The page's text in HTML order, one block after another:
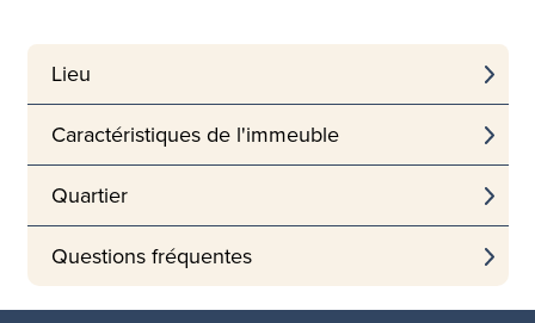
Lieu
Caractéristiques de l'immeuble
Quartier
Questions fréquentes